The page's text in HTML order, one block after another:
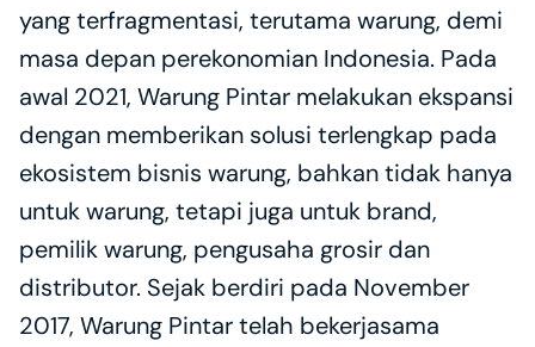
yang terfragmentasi, terutama warung, demi
masa depan perekonomian Indonesia. Pada
awal 2021, Warung Pintar melakukan ekspansi
dengan memberikan solusi terlengkap pada
ekosistem bisnis warung, bahkan tidak hanya
untuk warung, tetapi juga untuk brand,
pemilik warung, pengusaha grosir dan
distributor. Sejak berdiri pada November
2017, Warung Pintar telah bekerjasama